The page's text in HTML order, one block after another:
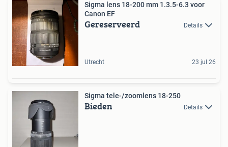
Sigma lens 18-200 mm 1.3.5-6.3 voor
Canon EF
Gereserveerd Details
Utrecht 23 jul 26
Sigma tele-/zoomlens 18-250
Bieden Details